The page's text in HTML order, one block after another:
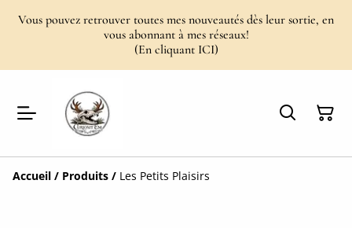
Vous pouvez retrouver toutes mes nouveautés dès leur sortie, en
vous abonnant à mes réseaux!
(En cliquant ICI)
Accueil / Produits / Les Petits Plaisirs